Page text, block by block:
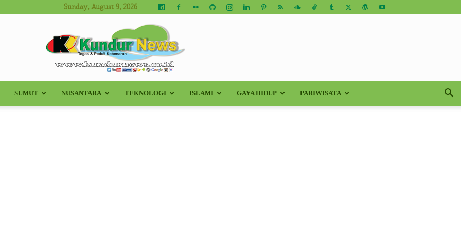
Sunday, August 9, 2026
Kundur
SUMUT NUSANTARA TEKNOLOGI ISLAMI GAYA HIDUP PARIWISATA